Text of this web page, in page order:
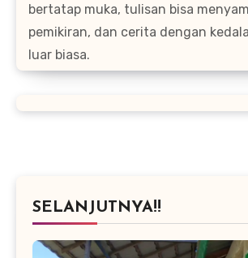
bertatap muka, tulisan bisa
pemikiran, dan cerita dengan
luar biasa.
SELANJUTNYA!!